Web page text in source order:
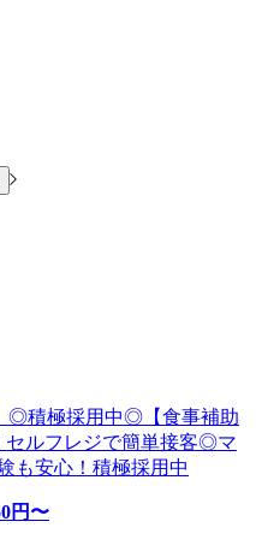
◎積極採用中◎【食事補助
セルフレジで簡単接客◎マ
も安心！積極採用中
円〜